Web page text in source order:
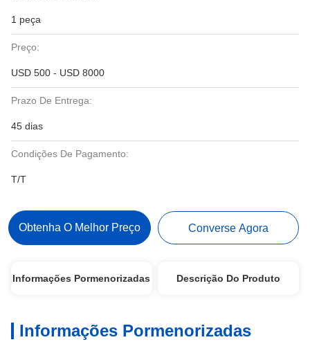
1 peça
Preço:
USD 500 - USD 8000
Prazo De Entrega:
45 dias
Condições De Pagamento:
T/T
Obtenha O Melhor Preço Converse Agora
Informações Pormenorizadas Descrição Do Produto
Informações Pormenorizadas